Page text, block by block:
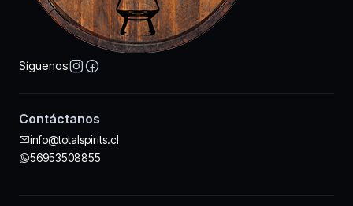
Síguenos
Contáctanos
info@totalspirits.cl
56953508855